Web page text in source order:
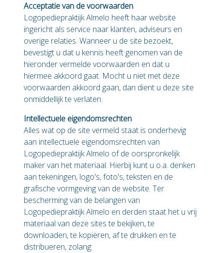
Acceptatie van de voorwaarden
Logopediepraktijk Almelo heeft haar website
ingericht als service naar klanten, adviseurs en
overige relaties. Wanneer u de site bezoekt,
bevestigt u dat u kennis heeft genomen van de
hieronder vermelde voorwaarden en dat u
hiermee akkoord gaat. Mocht u niet met deze
voorwaarden akkoord gaan, dan dient u deze site
onmiddellijk te verlaten.
Intellectuele eigendomsrechten
Alles wat op de site vermeld staat is onderhevig
aan intellectuele eigendomsrechten van
Logopediepraktijk Almelo of de oorspronkelijk
maker van het materiaal. Hierbij kunt u o.a. denken
aan tekeningen, logo's, foto's, teksten en de
grafische vormgeving van de website. Ter
bescherming van de belangen van
Logopediepraktijk Almelo en derden staat het u vrij
materiaal van deze sites te bekijken, te
downloaden, te kopiëren, af te drukken en te
distribueren, zolang: